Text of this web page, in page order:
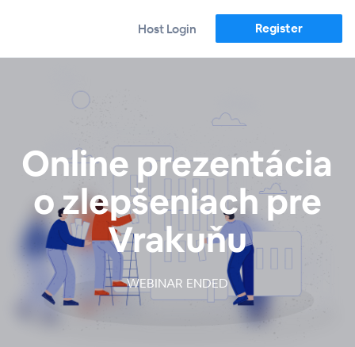
Host Login Register
Online prezentácia
o zlepšeniach pre
Vrakuňu
WEBINAR ENDED